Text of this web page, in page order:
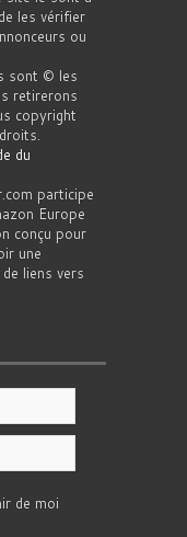
les vérifier
ou
sont © les
retirerons
copyright
du
participe
Europe
conçu pour
une
liens vers
de moi